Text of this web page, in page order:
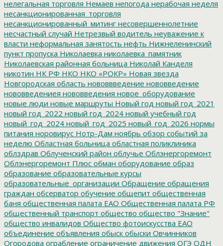
нелегальная торговля Немаев непогода нерабочая неделя
несанкционированная_торговля
несанкционированный_митинг несовершеннолетние
несчастный случай Нетрезвый водитель неуважение к
власти неформальная занятость нефть Нижнеленинский
пункт пропуска Николаевка николаевка_памятник
Николаевская районная больница Николай Канделя
никотин НК РФ НКО НКО «РОКР» Новая звезда
Новгородская область нововвведение нововведение
нововведениея нововведения новое_оборудование
новые люди новые маршруты Новый год новый год_2021
новый год_2022 новый год_2024 новый учебный год
новый_год_2024 новый_год_2025 новый_год_2026 нормы
питания норовирус Нотр-Дам ноябрь обзор событий за
неделю Областная больница областная поликлиника
облздрав Облученский район облучье Облэнергоремонт
Облэнергоремонт Плюс обман оборудование образ
образование образовательные курсы
образовательные_организации Обращение обращения
граждан обсерватор обучение общепит общественная
баня общественная палата ЕАО Общественная палата РФ
общественный транспорт общество общество "Знание"
общество инвалидов Общество фотоискусства ЕАО
объединение объявления обыск обыски Овчинников
Огородова ограбление ограничение движения ОГЭ ОДН